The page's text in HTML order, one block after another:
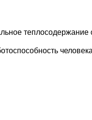
теплосодержание